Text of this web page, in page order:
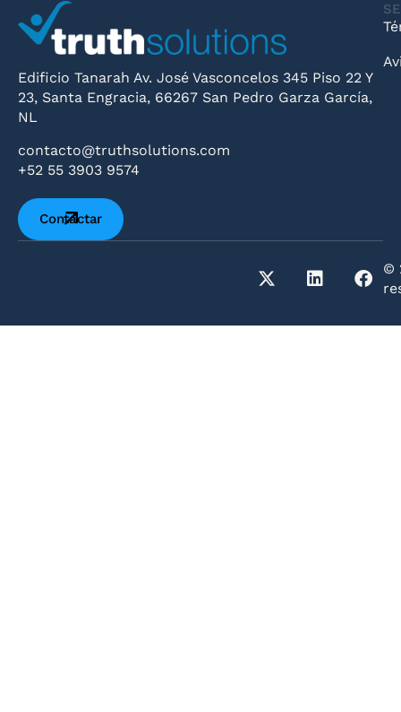
Edificio Tanarah Av. José Vasconcelos 345 Piso 22 Y
23, Santa Engracia, 66267 San Pedro Garza García,
NL
contacto@truthsolutions.com
+52 55 3903 9574
Contactar
©